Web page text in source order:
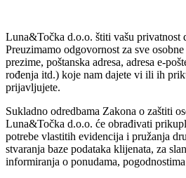
Luna&Točka d.o.o. štiti vašu privatnost
Preuzimamo odgovornost za sve
prezime, poštanska adresa, adresa e-
rođenja itd.) koje nam dajete vi ili ih
prijavljujete.
Sukladno odredbama Zakona o zaštiti
Luna&Točka d.o.o. će obrađivati
potrebe vlastitih evidencija i pružanja
stvaranja baze podataka klijenata, za
informiranja o ponudama,